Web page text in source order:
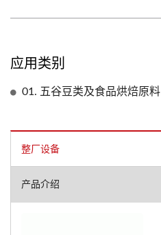
应用类别
01. 五谷豆类及食品烘焙原料
整厂设备
产品介绍